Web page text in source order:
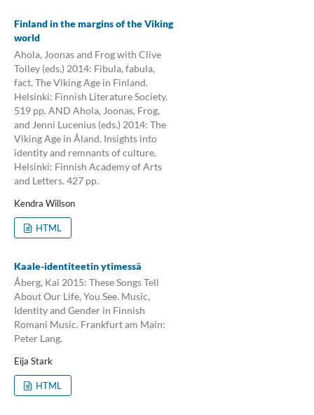
Finland in the margins of the Viking
world
Ahola, Joonas and Frog with Clive
Tolley (eds.) 2014: Fibula, fabula,
fact. The Viking Age in Finland.
Helsinki: Finnish Literature Society.
519 pp. AND Ahola, Joonas, Frog,
and Jenni Lucenius (eds.) 2014: The
Viking Age in Åland. Insights into
identity and remnants of culture.
Helsinki: Finnish Academy of Arts
and Letters. 427 pp.
Kendra Willson
HTML
Kaale-identiteetin ytimessä
Åberg, Kai 2015: These Songs Tell
About Our Life, You See. Music,
Identity and Gender in Finnish
Romani Music. Frankfurt am Main:
Peter Lang.
Eija Stark
HTML